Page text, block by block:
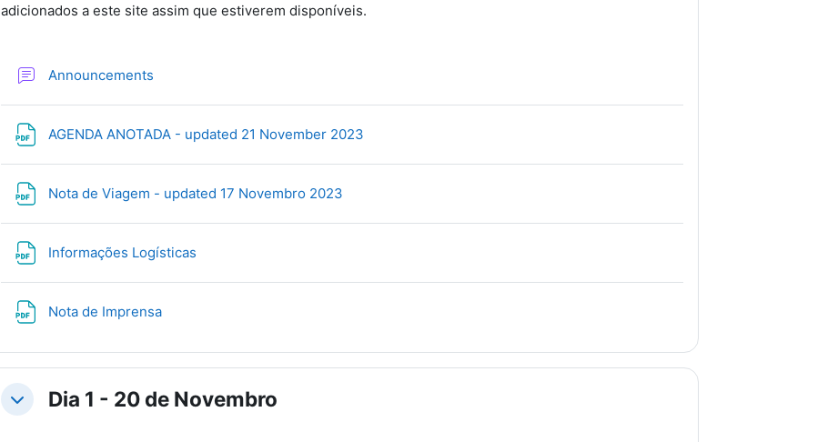
adicionados a este site assim que estiverem disponíveis.
Announcements
AGENDA ANOTADA - updated 21 November 2023
Nota de Viagem - updated 17 Novembro 2023
Informações Logísticas
Nota de Imprensa
ColapsarDia 1 - 20 de Novembro